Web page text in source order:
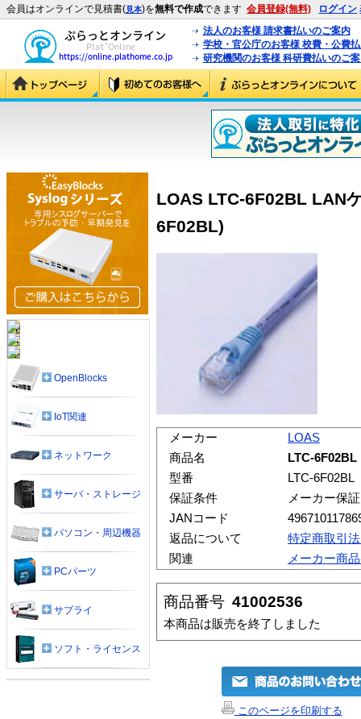
会員はオンラインで見積書(見本)を無料で作成できます 会員登録(無料) ログイン
法人のお客様 請求書払いのご案内
学校・官公庁のお客様 校費・公費
研究機関のお客様 科研費払いのご
LOAS LTC-6F02BL LAN
6F02BL)
メーカー
LOAS
商品名
LTC-
型番
LTC-6F02BL
保証条件
メーカー保証
JANコード
返品について
特定商取引
関連
メーカー商
商品番号 41002536
本商品は販売を終了しました
このページを印刷する
OpenBlocks
IoT関連
ネットワーク
サーバ・ストレージ
パソコン・周辺機器
PCパーツ
サプライ
ソフト・ライセンス